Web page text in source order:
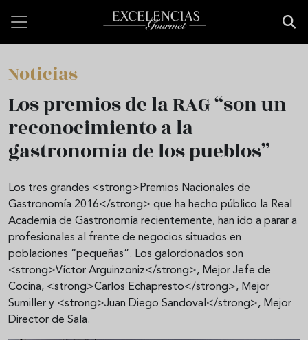
Noticias
Los premios de la RAG “son un
reconocimiento a la
gastronomía de los pueblos”
Los tres grandes <strong>Premios Nacionales de
Gastronomía 2016</strong> que ha hecho público la Real
Academia de Gastronomía recientemente, han ido a parar a
profesionales al frente de negocios situados en
poblaciones “pequeñas”. Los galordonados son
<strong>Víctor Arguinzoniz</strong>, Mejor Jefe de
Cocina, <strong>Carlos Echapresto</strong>, Mejor
Sumiller y <strong>Juan Diego Sandoval</strong>, Mejor
Director de Sala.